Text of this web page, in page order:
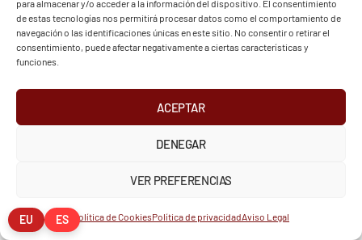
para almacenar y/o acceder a la información del dispositivo. El consentimiento
de estas tecnologías nos permitirá procesar datos como el comportamiento de
navegación o las identificaciones únicas en este sitio. No consentir o retirar el
consentimiento, puede afectar negativamente a ciertas características y
funciones.
ACEPTAR
DENEGAR
VER PREFERENCIAS
Política de CookiesPolítica de privacidadAviso Legal
2026 Federación Vizcaína de Golf
X
EU ES